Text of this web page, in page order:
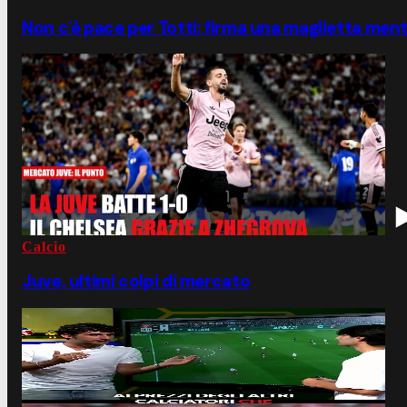
Non c'è pace per Totti: firma una maglietta
Calcio
Juve, ultimi colpi di mercato